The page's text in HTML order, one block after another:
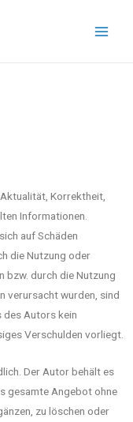
Korrektheit,
Informationen.
auf Schäden
die Nutzung oder
bzw. durch die Nutzung
verursacht wurden, sind
des Autors kein
Verschulden vorliegt.
Der Autor behält es
gesamte Angebot ohne
zu löschen oder